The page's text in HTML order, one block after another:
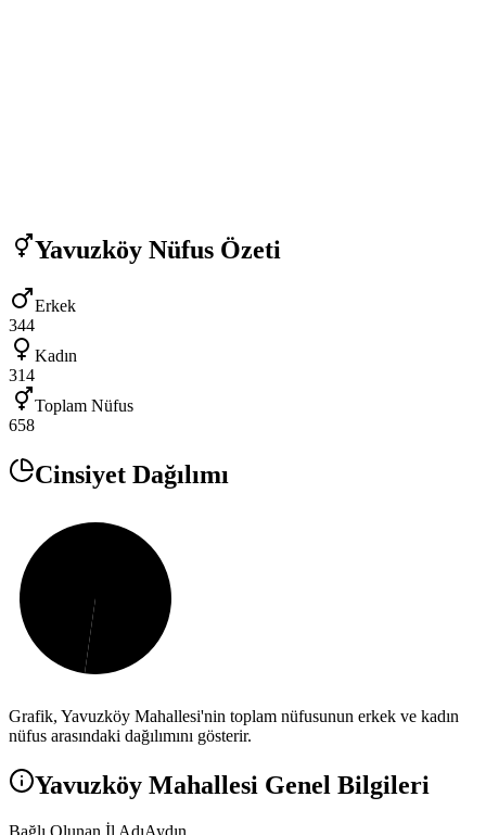
Yavuzköy Nüfus Özeti
Erkek
344
Kadın
314
Toplam Nüfus
658
Cinsiyet Dağılımı
Grafik, Yavuzköy Mahallesi'nin toplam nüfusunun erkek ve kadın
nüfus arasındaki dağılımını gösterir.
Yavuzköy Mahallesi Genel Bilgileri
Bağlı Olunan İl AdıAydın